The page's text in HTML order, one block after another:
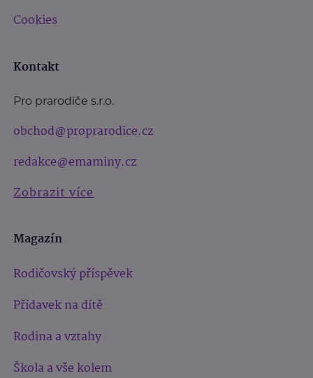
Cookies
Kontakt
Pro prarodiče s.r.o.
obchod@proprarodice.cz
redakce@emaminy.cz
Zobrazit více
Magazín
Rodičovský příspěvek
Přídavek na dítě
Rodina a vztahy
Škola a vše kolem